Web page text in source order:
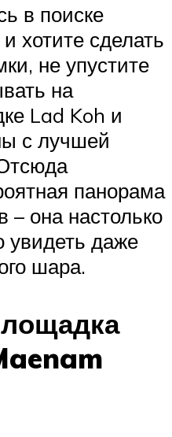
в поиске
хотите сделать
не упустите
на
Lad Koh и
с лучшей
панорама
– она настолько
увидеть даже
шара.